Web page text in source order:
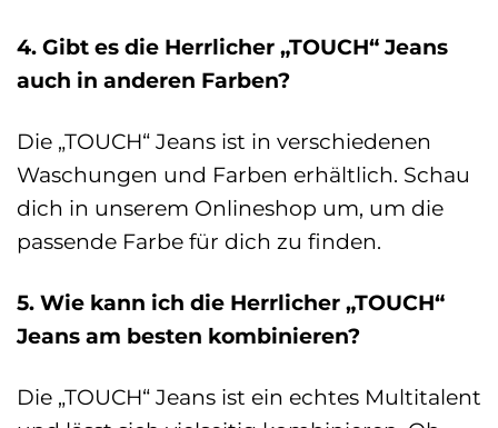
4. Gibt es die Herrlicher „TOUCH“ Jeans
auch in anderen Farben?
Die „TOUCH“ Jeans ist in verschiedenen
Waschungen und Farben erhältlich. Schau
dich in unserem Onlineshop um, um die
passende Farbe für dich zu finden.
5. Wie kann ich die Herrlicher „TOUCH“
Jeans am besten kombinieren?
Die „TOUCH“ Jeans ist ein echtes Multitalent